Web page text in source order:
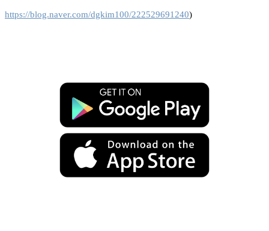
https://blog.naver.com/dgkim100/222529691240)